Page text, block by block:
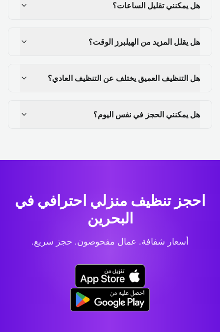
هل يمكنني تقليل الساعات؟
هل يقلل المزيد من الهيلبرز الوقت؟
هل التنظيف العميق يختلف عن التنظيف العادي؟
هل يمكنني الحجز في نفس اليوم؟
احجز تنظيف منزلي احترافي في
البحرين
أسعار شفافة. عمال مفحوصون. حجز سريع.